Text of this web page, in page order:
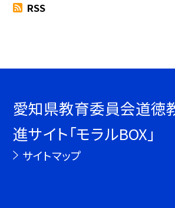
RSS
愛知県教育委員会道徳
進サイト「モラルBOX」
サイトマップ